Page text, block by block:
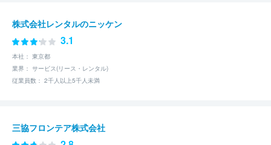
株式会社レンタルのニッケン
3.1
本社： 東京都
業界： サービス(リース・レンタル)
従業員数： 2千人以上5千人未満
三協フロンテア株式会社